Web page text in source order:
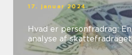
17. januar 2024
Hvad er personfradrag:
analyse af skattefradraget